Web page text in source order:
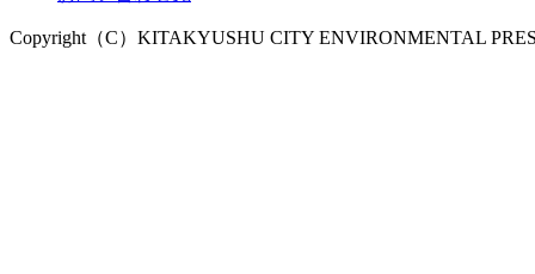
Copyright（C）KITAKYUSHU CITY ENVIRONMENTAL